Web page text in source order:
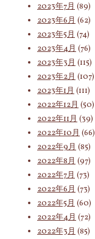
2023年7月 (89)
2023年6月 (62)
2023年5月 (74)
2023年4月 (76)
2023年3月 (115)
2023年2月 (107)
2023年1月 (111)
2022年12月 (50)
2022年11月 (39)
2022年10月 (66)
2022年9月 (85)
2022年8月 (97)
2022年7月 (73)
2022年6月 (73)
2022年5月 (60)
2022年4月 (72)
2022年3月 (85)